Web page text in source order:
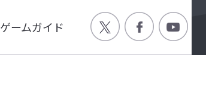
ゲームガイド
ゲーム特徴